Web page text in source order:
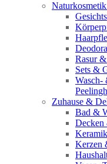
Rasur
Sets &
Wasch‑
Zuhause &
Bad &
Decken
Keramik
Kerzen